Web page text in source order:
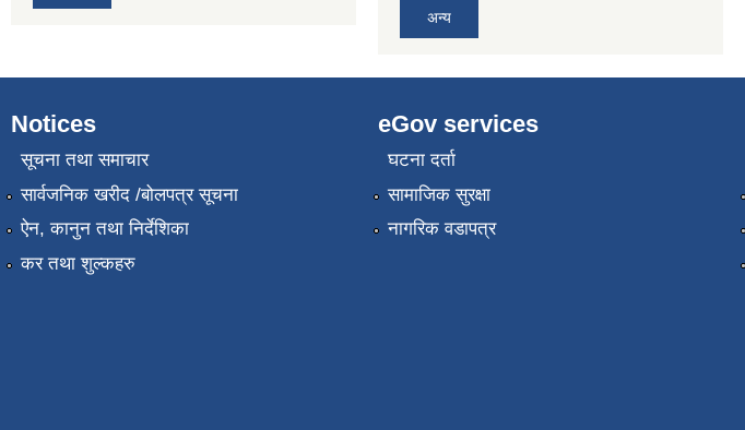
अन्य
Notices
सूचना तथा समाचार
सार्वजनिक खरीद /बोलपत्र सूचना
ऐन, कानुन तथा निर्देशिका
कर तथा शुल्कहरु
eGov services
घटना दर्ता
सामाजिक सुरक्षा
नागरिक वडापत्र